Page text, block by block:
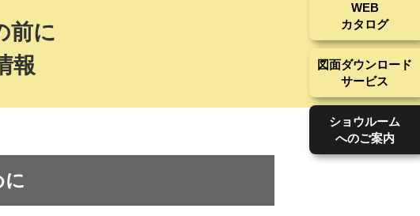
WEB
カタログ
図面ダウンロード
サービス
ショウルーム
へのご案内
前に
報
に